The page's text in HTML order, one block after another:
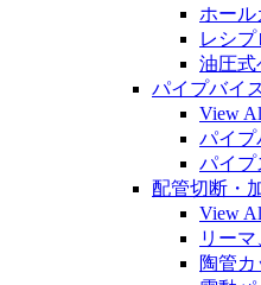
ホール
レシ
油圧式
パイプバイ
View
パイプ
パイプ
配管切断・
View
リー
陶管カ